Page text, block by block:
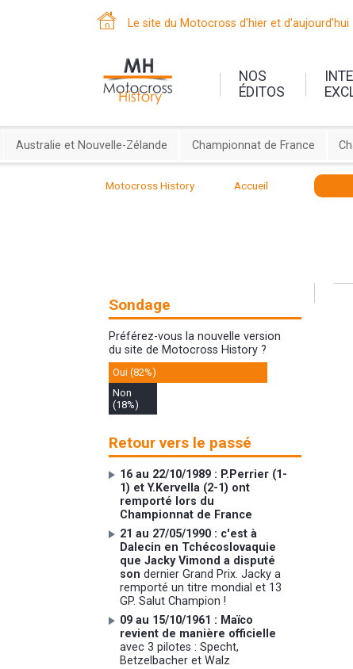
Le site du Motocross d'hier et d'aujourd'hui
NOS
ÉDITOS
Australie et Nouvelle-Zélande Championnat de France
Motocross History Accueil
Sondage
Préférez-vous la nouvelle version
du site de Motocross History ?
Oui (82%)
Non
(18%)
Retour vers le passé
16 au 22/10/1989 : P.Perrier (1-
1) et Y.Kervella (2-1) ont
remporté lors du
Championnat de France
21 au 27/05/1990 : c'est à
Dalecin en Tchécoslovaquie
que Jacky Vimond a disputé
sondernier Grand Prix. Jacky a
remporté un titre mondial et 13
GP. Salut Champion !
09 au 15/10/1961 : Maïco
revient de manière officielle
avec 3 pilotes : Specht,
Betzelbacher et Walz